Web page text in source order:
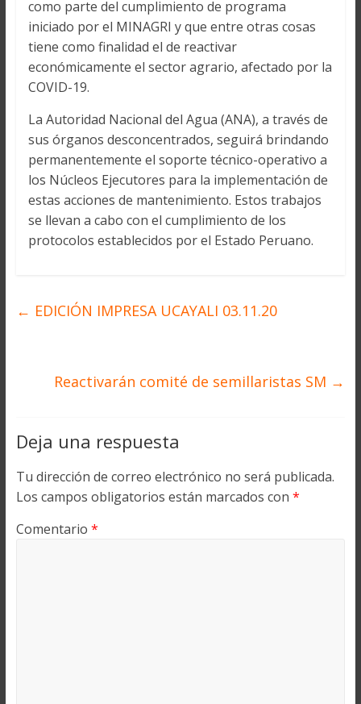
como parte del cumplimiento de programa
iniciado por el MINAGRI y que entre otras cosas
tiene como finalidad el de reactivar
económicamente el sector agrario, afectado por la
COVID-19.
La Autoridad Nacional del Agua (ANA), a través de
sus órganos desconcentrados, seguirá brindando
permanentemente el soporte técnico-operativo a
los Núcleos Ejecutores para la implementación de
estas acciones de mantenimiento. Estos trabajos
se llevan a cabo con el cumplimiento de los
protocolos establecidos por el Estado Peruano.
← EDICIÓN IMPRESA UCAYALI 03.11.20
Reactivarán comité de semillaristas SM →
Deja una respuesta
Tu dirección de correo electrónico no será publicada.
Los campos obligatorios están marcados con *
Comentario *